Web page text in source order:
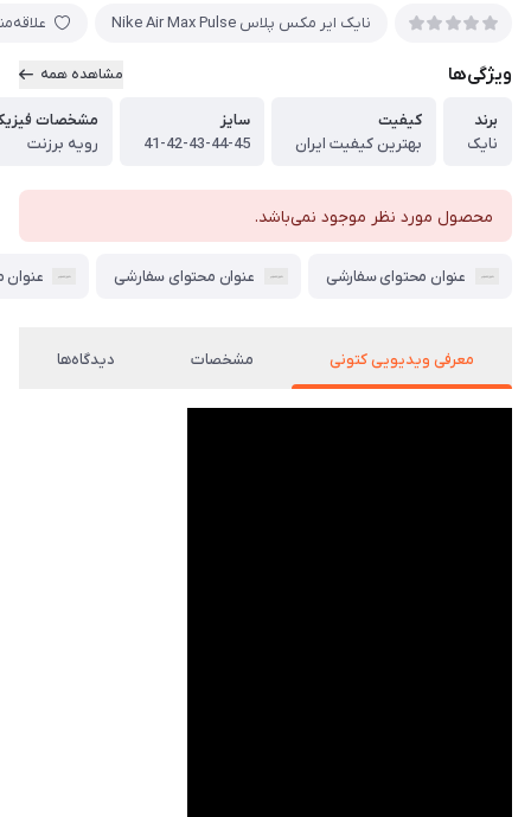
نایک ایر مکس پلاس Nike Air Max Pulse
ویژگی‌ها مشاهده همه
برند
نایک
کیفیت
بهترین کیفیت ایران
سایز
41-42-43-44-45
مشخصات
رویه برزنت
محصول مورد نظر موجود نمی‌باشد.
عنوان محتوای سفارشی عنوان محتوای سفارشی عنوان
معرفی ویدیویی کتونی مشخصات دیدگاه‌ها